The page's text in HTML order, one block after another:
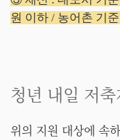
원 이하 / 농어촌 기
청년 내일 저
위의 지원 대상에 속